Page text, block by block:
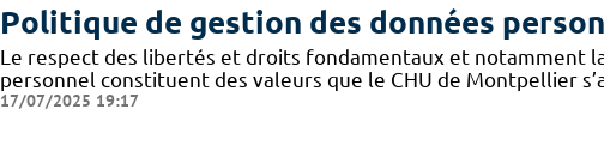
Politique de gestion des données
Le respect des libertés et droits fondamentaux et notamment
personnel constituent des valeurs que le CHU de Montpellier
17/07/2025 19:17